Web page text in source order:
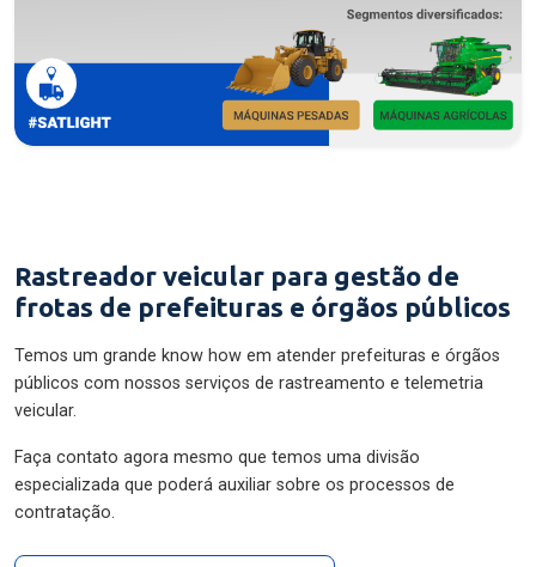
Rastreador veicular para gestão de
frotas de prefeituras e órgãos públicos
Temos um grande know how em atender prefeituras e órgãos
públicos com nossos serviços de rastreamento e telemetria
veicular.
Faça contato agora mesmo que temos uma divisão
especializada que poderá auxiliar sobre os processos de
contratação.